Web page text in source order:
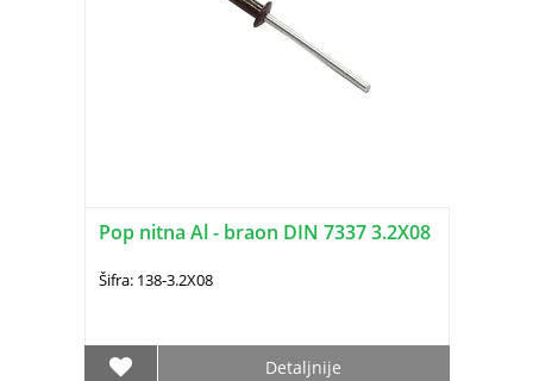
Pop nitna Al - braon DIN 7337 3.2X08
Šifra: 138-3.2X08
Detaljnije